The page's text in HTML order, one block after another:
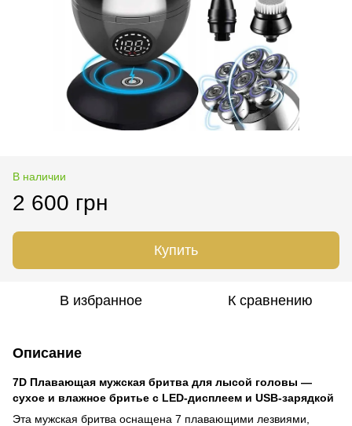
В наличии
2 600 грн
Купить
В избранное К сравнению
Описание
7D Плавающая мужская бритва для лысой головы —
сухое и влажное бритье с LED-дисплеем и USB-зарядкой
Эта мужская бритва оснащена 7 плавающими лезвиями,